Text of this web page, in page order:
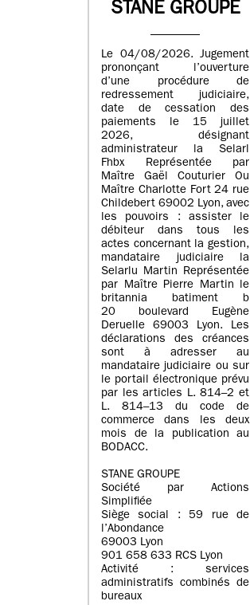
STANE GROUPE
Le 04/08/2026. Jugement
prononçant l’ouverture
d’une procédure de
redressement judiciaire,
date de cessation des
paiements le 15 juillet
2026, désignant
administrateur la Selarl
Fhbx Représentée par
Maître Gaël Couturier Ou
Maître Charlotte Fort 24 rue
Childebert 69002 Lyon, avec
les pouvoirs : assister le
débiteur dans tous les
actes concernant la gestion,
mandataire judiciaire la
Selarlu Martin Représentée
par Maître Pierre Martin le
britannia batiment b
20 boulevard Eugène
Deruelle 69003 Lyon. Les
déclarations des créances
sont à adresser au
mandataire judiciaire ou sur
le portail électronique prévu
par les articles L. 814–2 et
L. 814–13 du code de
commerce dans les deux
mois de la publication au
BODACC.
STANE GROUPE
Société par Actions
Simplifiée
Siège social : 59 rue de
l’Abondance
69003 Lyon
901 658 633 RCS Lyon
Activité : services
administratifs combinés de
bureaux